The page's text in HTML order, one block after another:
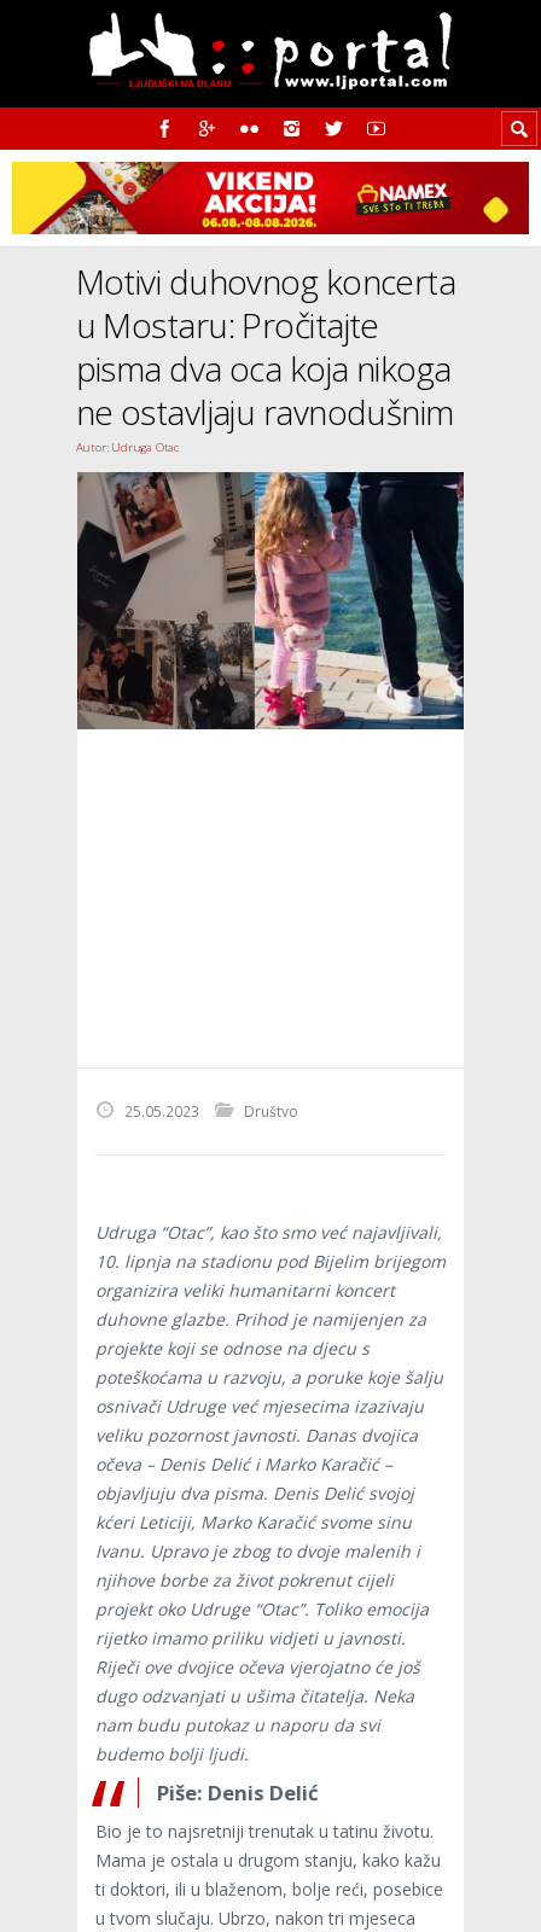
Motivi duhovnog koncerta
u Mostaru: Pročitajte
pisma dva oca koja nikoga
ne ostavljaju ravnodušnim
Autor: Udruga Otac
25.05.2023 Društvo
Udruga “Otac”, kao što smo već najavljivali,
10. lipnja na stadionu pod Bijelim brijegom
organizira veliki humanitarni koncert
duhovne glazbe. Prihod je namijenjen za
projekte koji se odnose na djecu s
poteškoćama u razvoju, a poruke koje šalju
osnivači Udruge već mjesecima izazivaju
veliku pozornost javnosti. Danas dvojica
očeva – Denis Delić i Marko Karačić –
objavljuju dva pisma. Denis Delić svojoj
kćeri Leticiji, Marko Karačić svome sinu
Ivanu. Upravo je zbog to dvoje malenih i
njihove borbe za život pokrenut cijeli
projekt oko Udruge “Otac”. Toliko emocija
rijetko imamo priliku vidjeti u javnosti.
Riječi ove dvojice očeva vjerojatno će još
dugo odzvanjati u ušima čitatelja. Neka
nam budu putokaz u naporu da svi
budemo bolji ljudi.
Piše: Denis Delić
Bio je to najsretniji trenutak u tatinu životu.
Mama je ostala u drugom stanju, kako kažu
ti doktori, ili u blaženom, bolje reći, posebice
u tvom slučaju. Ubrzo, nakon tri mjeseca